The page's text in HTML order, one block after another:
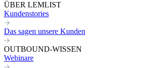
ÜBER LEMLIST
Kundenstories
Das sagen unsere Kunden
OUTBOUND-WISSEN
Webinare